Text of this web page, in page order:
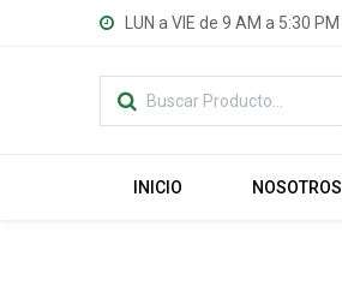
LUN a VIE de 9 AM a 5:30 PM
INICIO NOSOTROS